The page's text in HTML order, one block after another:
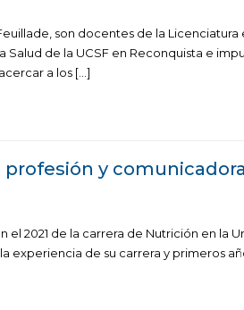
son docentes de la Licenciatura
Salud de la UCSF en Reconquista e
a los […]
y
el 2021 de la carrera de Nutrición en la
experiencia de su carrera y primeros